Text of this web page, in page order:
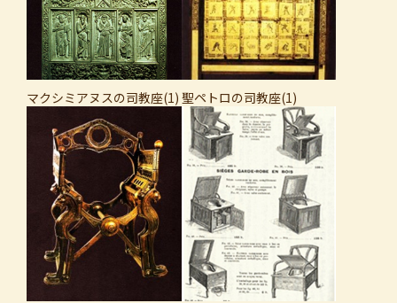
マクシミアヌスの司教座(1) 聖ペトロの司教座(1)